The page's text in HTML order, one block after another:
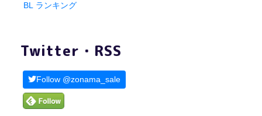
BL ランキング
Twitter・RSS
Follow @zonama_sale